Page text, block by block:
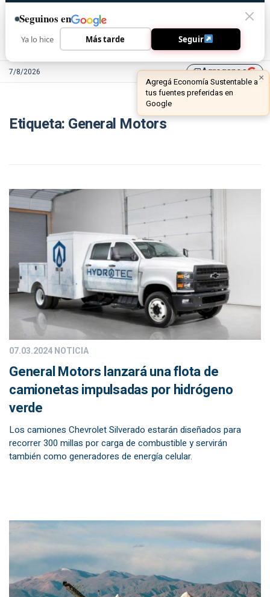
7/8/2026 library_addAgreganos
Etiqueta: General Motors
07.03.2024NOTICIA
General Motors lanzará una flota de
camionetas impulsadas por hidrógeno
verde
Los camiones Chevrolet Silverado estarán diseñados para
recorrer 300 millas por carga de combustible y servirán
también como generadores de energía celular.
Seguinos en
Ya lo hice Más tarde Seguir